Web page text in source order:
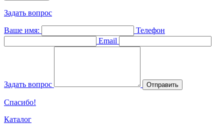
Задать вопрос
Ваше имя:
Телефон
Email
Задать вопрос Отправить
Спасибо!
Каталог